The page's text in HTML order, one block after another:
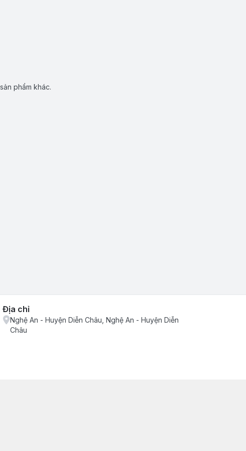
phẩm khác.
Địa chỉ
Nghệ An - Huyện Diễn Châu, Nghệ An - Huyện Diễn
Châu